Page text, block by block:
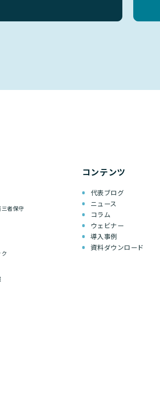
者保守
コンテンツ
代表ブログ
ニュース
コラム
ウェビナー
導入事例
資料ダウンロード